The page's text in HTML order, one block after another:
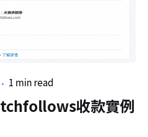
1 min read
收款實例